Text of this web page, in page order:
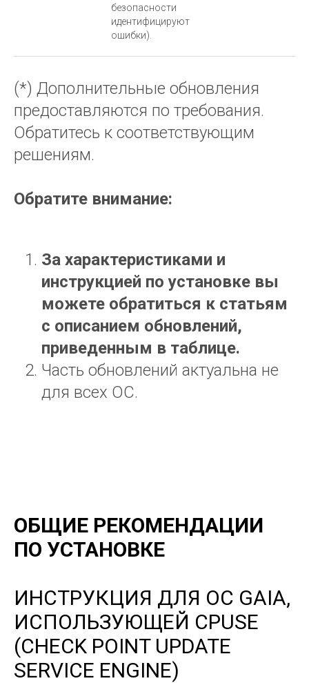
безопасности
идентифицируют
ошибки).
(*) Дополнительные обновления
предоставляются по требования.
Обратитесь к соответствующим
решениям.
Обратите внимание:
За характеристиками и
инструкцией по установке вы
можете обратиться к статьям
с описанием обновлений,
приведенным в таблице.
Часть обновлений актуальна не
для всех ОС.
ОБЩИЕ РЕКОМЕНДАЦИИ
ПО УСТАНОВКЕ
ИНСТРУКЦИЯ ДЛЯ ОС GAIA,
ИСПОЛЬЗУЮЩЕЙ CPUSE
(CHECK POINT UPDATE
SERVICE ENGINE)